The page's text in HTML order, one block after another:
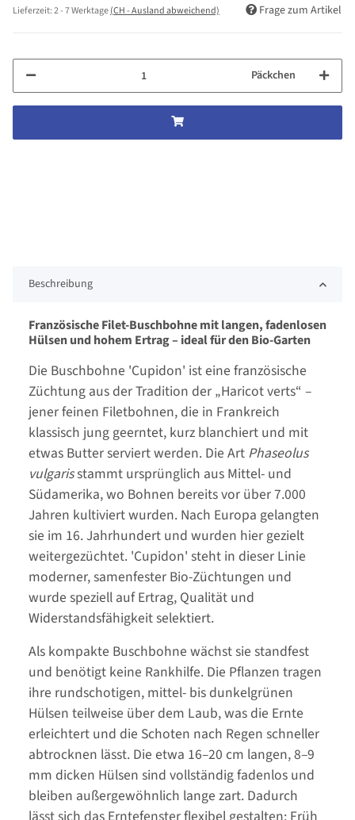
Lieferzeit:2 - 7 Werktage(CH - Ausland abweichend) Frage zum Artikel
Päckchen
Beschreibung
Französische Filet-Buschbohne mit langen, fadenlosen
Hülsen und hohem Ertrag – ideal für den Bio-Garten
Die Buschbohne 'Cupidon' ist eine französische
Züchtung aus der Tradition der „Haricot verts“ –
jener feinen Filetbohnen, die in Frankreich
klassisch jung geerntet, kurz blanchiert und mit
etwas Butter serviert werden. Die Art Phaseolus
vulgarisstammt ursprünglich aus Mittel- und
Südamerika, wo Bohnen bereits vor über 7.000
Jahren kultiviert wurden. Nach Europa gelangten
sie im 16. Jahrhundert und wurden hier gezielt
weitergezüchtet. 'Cupidon' steht in dieser Linie
moderner, samenfester Bio-Züchtungen und
wurde speziell auf Ertrag, Qualität und
Widerstandsfähigkeit selektiert.
Als kompakte Buschbohne wächst sie standfest
und benötigt keine Rankhilfe. Die Pflanzen tragen
ihre rundschotigen, mittel- bis dunkelgrünen
Hülsen teilweise über dem Laub, was die Ernte
erleichtert und die Schoten nach Regen schneller
abtrocknen lässt. Die etwa 16–20 cm langen, 8–9
mm dicken Hülsen sind vollständig fadenlos und
bleiben außergewöhnlich lange zart. Dadurch